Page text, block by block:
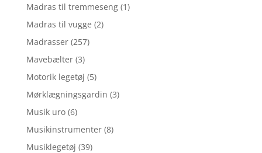
Madras til tremmeseng (1)
Madras til vugge (2)
Madrasser (257)
Mavebælter (3)
Motorik legetøj (5)
Mørklægningsgardin (3)
Musik uro (6)
Musikinstrumenter (8)
Musiklegetøj (39)